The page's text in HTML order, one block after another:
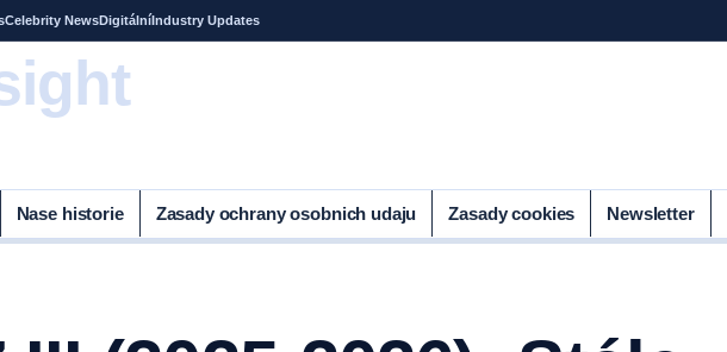
Celebrity NewsDigitálníIndustry Updates
Nase historie Zasady ochrany osobnich udaju Zasady cookies Newsletter